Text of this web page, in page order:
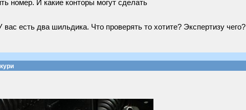
номер. И какие конторы могут сделать
есть два шильдика. Что проверять то хотите? Экспертизу чего?